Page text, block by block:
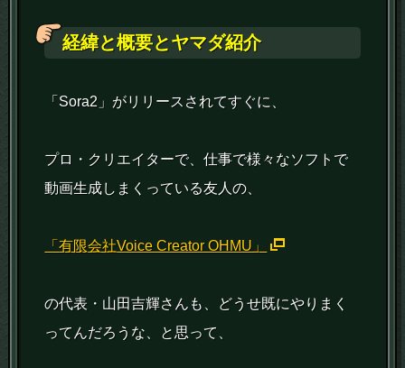
経緯と概要とヤマダ紹介
「Sora2」がリリースされてすぐに、
プロ・クリエイターで、仕事で様々なソフトで
動画生成しまくっている友人の、
「有限会社Voice Creator OHMU」
の代表・山田吉輝さんも、どうせ既にやりまく
ってんだろうな、と思って、